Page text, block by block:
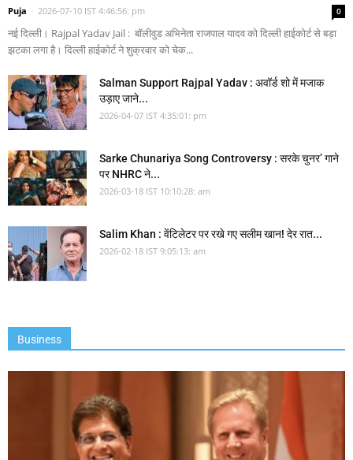
Puja - 2026-07-10 IST 4:46:56: pm 0
नई दिल्ली। Rajpal Yadav Jail : बॉलीवुड अभिनेता राजपाल यादव को दिल्ली हाईकोर्ट से बड़ा
झटका लगा है। दिल्ली हाईकोर्ट ने शुक्रवार को चेक...
Salman Support Rajpal Yadav : अवॉर्ड शो में मजाक
उड़ाए जाने...
2026-04-07 IST 4:35:01: pm
Sarke Chunariya Song Controversy : सरके चुनर’ गाने
पर NHRC ने...
2026-03-18 IST 10:10:28: am
Salim Khan : वेंटिलेटर पर रखे गए सलीम खान! देर रात...
2026-02-18 IST 9:05:13: am
Business